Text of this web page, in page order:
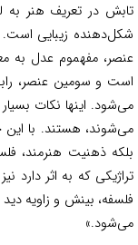
در تعریف هنر به
زیبایی است.
مفهموم عدل به
و سومین عنصر،
اینها نکات بسیار
هستند. با این
ذهنیت هنرمند،
که به اثر دارد
بینش و زاویه دید